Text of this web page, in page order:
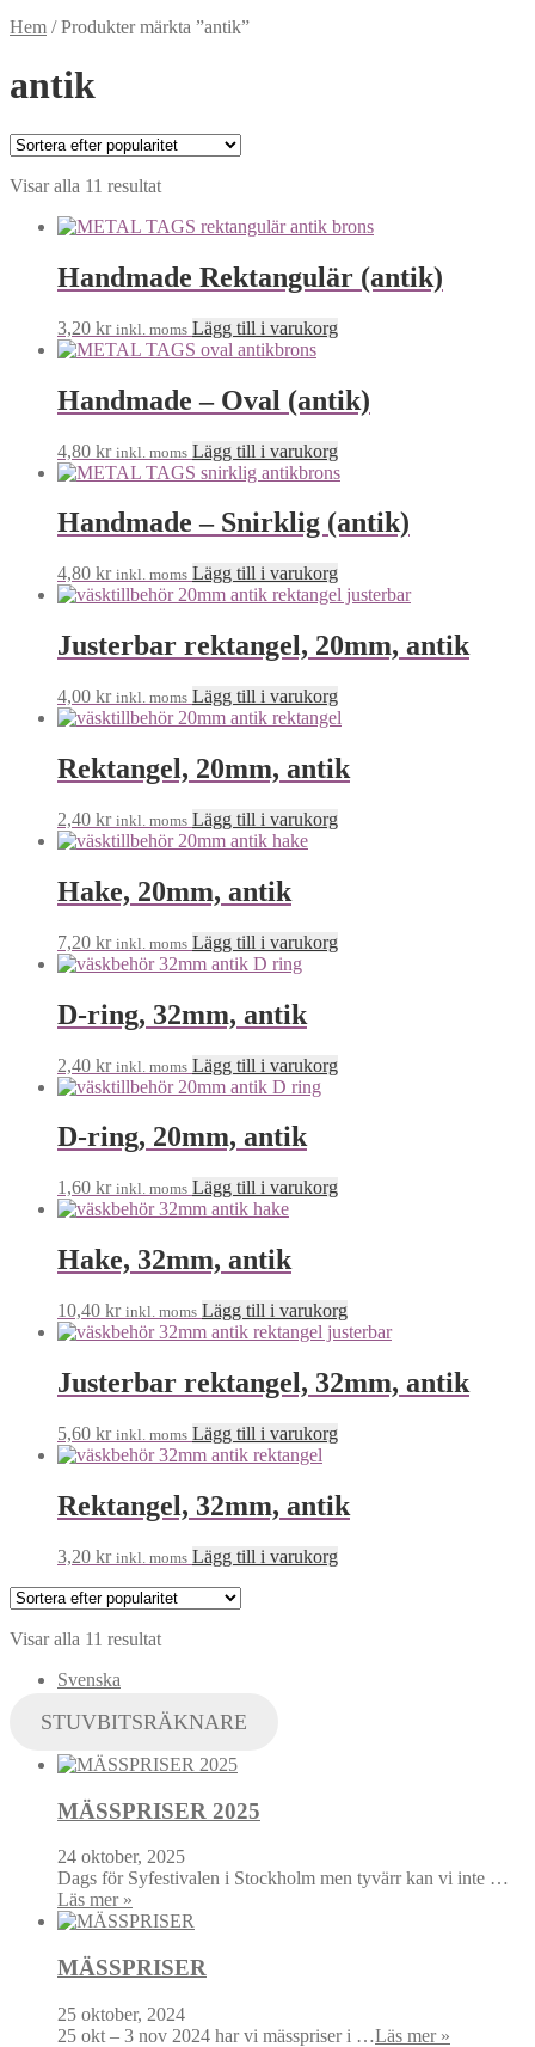
Hem /Produkter märkta ”antik”
antik
Visar alla 11 resultat
Handmade Rektangulär (antik)
3,20 kr inkl. moms Lägg till i varukorg
Handmade – Oval (antik)
4,80 kr inkl. moms Lägg till i varukorg
Handmade – Snirklig (antik)
4,80 kr inkl. moms Lägg till i varukorg
Justerbar rektangel, 20mm, antik
4,00 kr inkl. moms Lägg till i varukorg
Rektangel, 20mm, antik
2,40 kr inkl. moms Lägg till i varukorg
Hake, 20mm, antik
7,20 kr inkl. moms Lägg till i varukorg
D-ring, 32mm, antik
2,40 kr inkl. moms Lägg till i varukorg
D-ring, 20mm, antik
1,60 kr inkl. moms Lägg till i varukorg
Hake, 32mm, antik
10,40 kr inkl. moms Lägg till i varukorg
Justerbar rektangel, 32mm, antik
5,60 kr inkl. moms Lägg till i varukorg
Rektangel, 32mm, antik
3,20 kr inkl. moms Lägg till i varukorg
Visar alla 11 resultat
Svenska
STUVBITSRÄKNARE
MÄSSPRISER 2025
24 oktober, 2025
Dags för Syfestivalen i Stockholm men tyvärr kan vi inte …
Läs mer »
MÄSSPRISER
25 oktober, 2024
25 okt – 3 nov 2024 har vi mässpriser i …Läs mer »